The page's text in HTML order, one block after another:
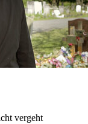
vergeht